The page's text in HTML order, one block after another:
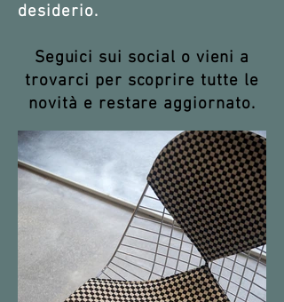
desiderio.
Seguici sui social o vieni a
trovarci per scoprire tutte le
novità e restare aggiornato.